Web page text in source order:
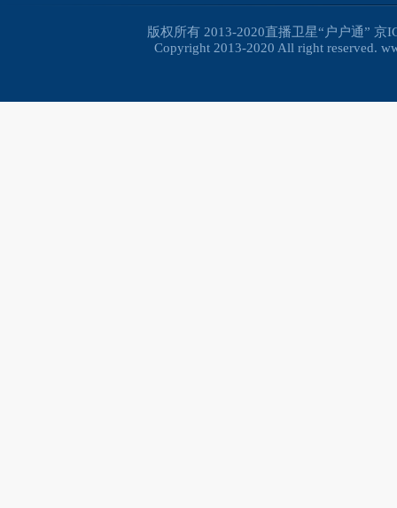
版权所有 2013-2020直播卫星“户户通” 京
Copyright 2013-2020 All right reserved.